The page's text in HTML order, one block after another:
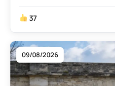
37
09/08/2026